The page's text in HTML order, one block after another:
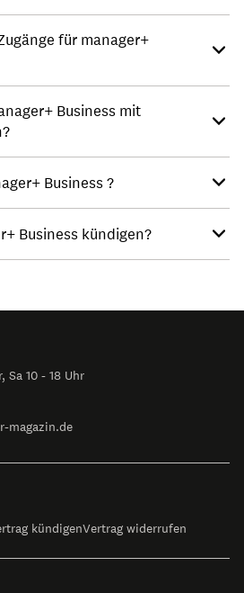
für manager+
Business mit
Business ?
Business kündigen?
Sa 10 - 18 Uhr
magazin.de
kündigenVertrag widerrufen